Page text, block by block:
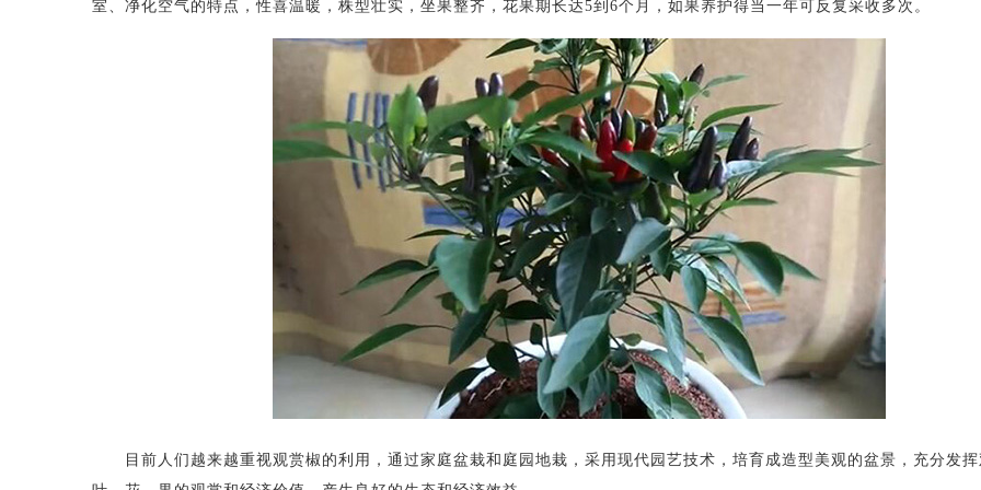
室、净化空气的特点，性喜温暖，株型壮实，坐果整齐，花果期长达5到6个月，如果养护得当一年可反复采收多次。
目前人们越来越重视观赏椒的利用，通过家庭盆栽和庭园地栽，采用现代园艺技术，培育成造型美观的盆景，充分发挥